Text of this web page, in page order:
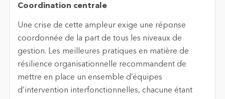
Coordination centrale
Une crise de cette ampleur exige une réponse
coordonnée de la part de tous les niveaux de
gestion. Les meilleures pratiques en matière de
résilience organisationnelle recommandent de
mettre en place un ensemble d’équipes
d’intervention interfonctionnelles, chacune étant